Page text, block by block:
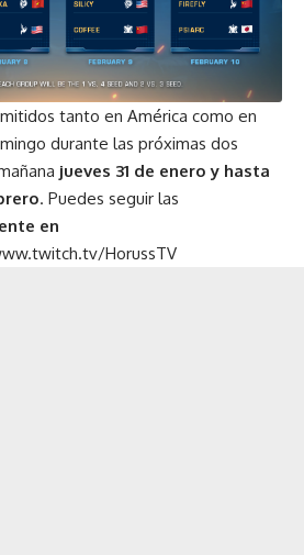
tanto en América como en
durante las próximas dos
jueves 31 de enero y hasta
. Puedes seguir las
en
HorussTV